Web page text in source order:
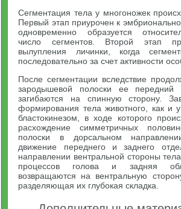
Сегментация тела у многоножек
Первый этап приурочен к
одновременно образуется
число сегментов. Второй этап
вылупления личинки, когда
последовательно за счет активности
После сегментации вследствие
зародышевой полоски ее
загибаются на спинную сторону.
формирования тела животного, как и
бластокинезом, в ходе которого
расхождение симметричных
полоски в дорсальном
движение переднего и заднего
направлении вентральной стороны
процессов голова и задняя
возвращаются на вентральную
разделяющая их глубокая складка.